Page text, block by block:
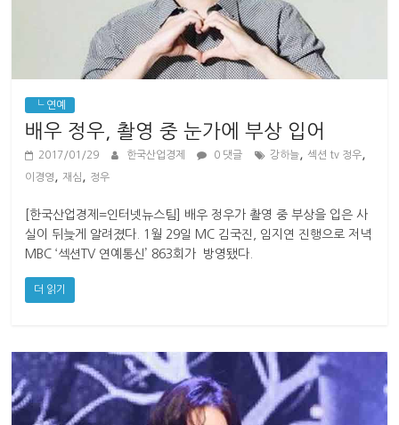
└ 연예
배우 정우, 촬영 중 눈가에 부상 입어
2017/01/29 한국산업경제 0 댓글 강하늘, 섹션 tv 정우,
이경영 ,재심 , 정우
[한국산업경제=인터넷뉴스팀] 배우 정우가 촬영 중 부상을 입은 사
실이 뒤늦게 알려졌다. 1월 29일 MC 김국진, 임지연 진행으로 저녁
MBC ‘섹션TV 연예통신’ 863회가 방영됐다.
더 읽기